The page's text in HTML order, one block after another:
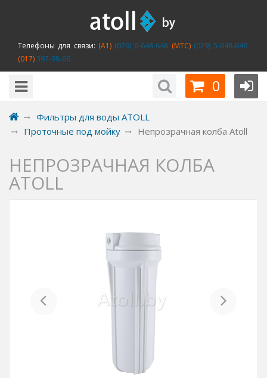
Телефоны для связи: (A1)(029) 6-648-648 (MTC)(029) 5-648-648
(017)397-98-66
0
Фильтры для воды ATOLL
Проточные под мойку
Непрозрачная колба Atoll
НЕПРОЗРАЧНАЯ КОЛБА
ATOLL
Previous